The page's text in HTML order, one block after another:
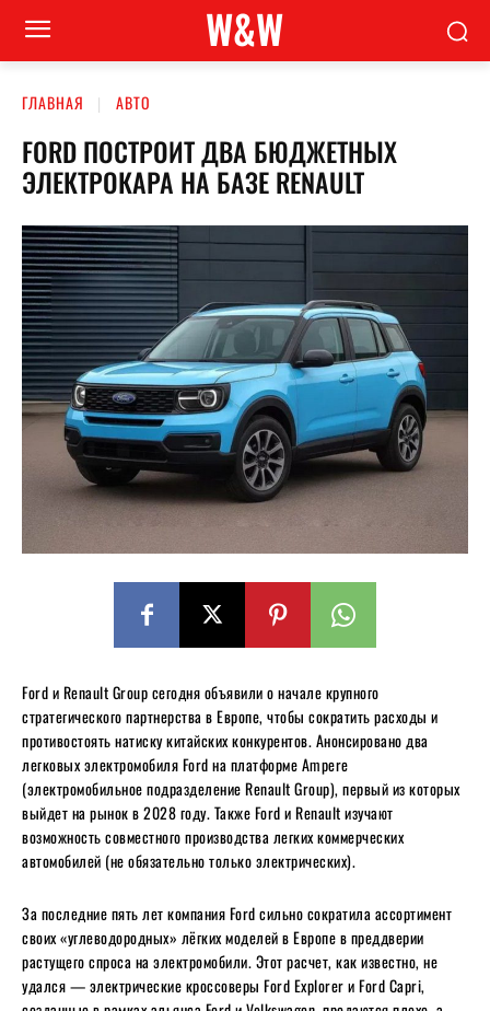
W&W
ГЛАВНАЯ АВТО
FORD ПОСТРОИТ ДВА БЮДЖЕТНЫХ
ЭЛЕКТРОКАРА НА БАЗЕ RENAULT
Ford и Renault Group сегодня объявили о начале крупного
стратегического партнерства в Европе, чтобы сократить расходы и
противостоять натиску китайских конкурентов. Анонсировано два
легковых электромобиля Ford на платформе Ampere
(электромобильное подразделение Renault Group), первый из которых
выйдет на рынок в 2028 году. Также Ford и Renault изучают
возможность совместного производства легких коммерческих
автомобилей (не обязательно только электрических).
За последние пять лет компания Ford сильно сократила ассортимент
своих «углеводородных» лёгких моделей в Европе в преддверии
растущего спроса на электромобили. Этот расчет, как известно, не
удался — электрические кроссоверы Ford Explorer и Ford Capri,